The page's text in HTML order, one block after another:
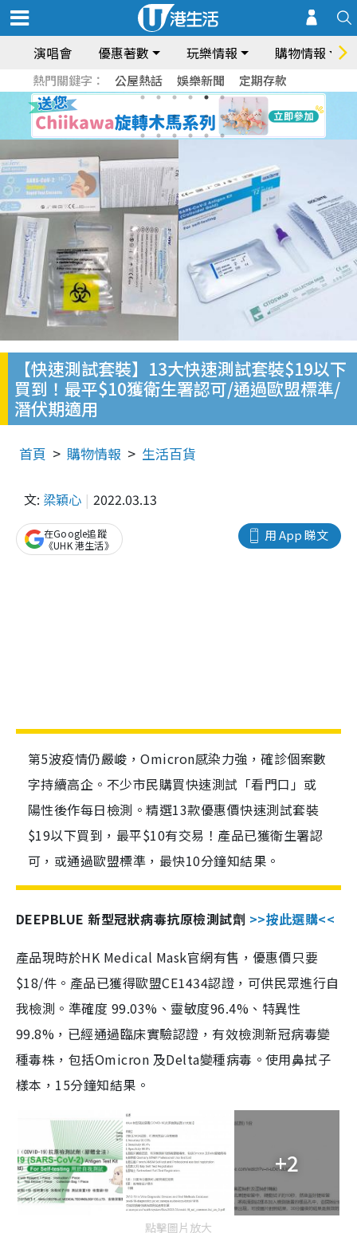
演唱會 優惠著數 玩樂情報 購物情報
熱門關鍵字： 公屋熱話 娛樂新聞 定期存款
【快速測試套裝】13大快速測試套裝$19以下
買到！最平$10獲衛生署認可/通過歐盟標準/
潛伏期適用
首頁 購物情報 生活百貨
文: 梁穎心 2022.03.13
用 App 睇文
在Google追蹤
《UHK 港生活》
第5波疫情仍嚴峻，Omicron感染力強，確診個案數
字持續高企。不少市民購買快速測試「看門口」或
陽性後作每日檢測。精選13款優惠價快速測試套裝
$19以下買到，最平$10有交易！產品已獲衛生署認
可，或通過歐盟標準，最快10分鐘知結果。
DEEPBLUE 新型冠狀病毒抗原檢測試劑 >>按此選購<<
產品現時於HK Medical Mask官網有售，優惠價只要
$18/件。產品已獲得歐盟CE1434認證，可供民眾進行自
我檢測。準確度 99.03%、靈敏度96.4%、特異性
99.8%，已經通過臨床實驗認證，有效檢測新冠病毒變
種毒株，包括Omicron 及Delta變種病毒。使用鼻拭子
樣本，15分鐘知結果。
+2
點擊圖片放大